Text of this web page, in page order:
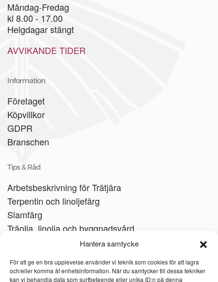
Hantera samtycke
För att ge en bra upplevelse använder vi teknik som cookies för att lagra
och/eller komma åt enhetsinformation. När du samtycker till dessa tekniker
kan vi behandla data som surfbeteende eller unika ID:n på denna
Måndag-Fredag
kl 8.00 - 17.00
Helgdagar stängt
AVVIKANDE TIDER
Information
Företaget
Köpvillkor
GDPR
Branschen
Tips & Råd
Arbetsbeskrivning för Trätjära
Terpentin och linoljefärg
Slamfärg
Träolja, linolja och byggnadsvård